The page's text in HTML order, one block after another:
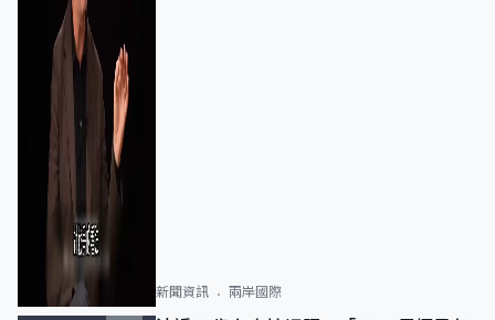
新聞資訊 兩岸國際